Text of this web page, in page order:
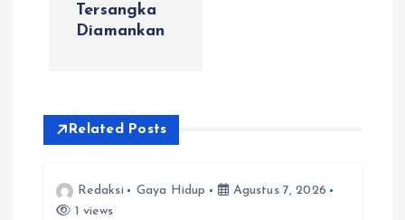
Tersangka
Diamankan
Related Posts
Redaksi Gaya Hidup
Agustus 7, 2026
1 views